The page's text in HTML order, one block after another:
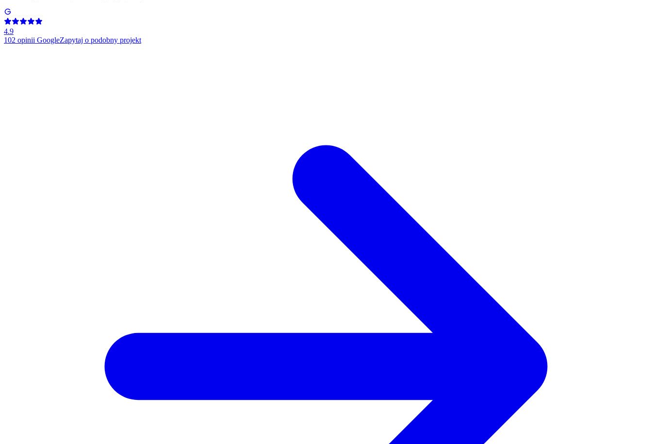
4.9
102 opinii GoogleZapytaj o podobny projekt